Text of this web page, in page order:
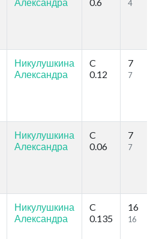
4
Никулушкина
Александра
C
0.12
7
7
Никулушкина
Александра
C
0.06
7
7
Никулушкина
Александра
C
0.135
16
16